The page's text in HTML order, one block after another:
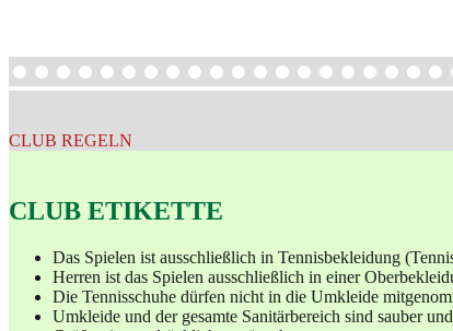
CLUB REGELN
CLUB ETIKETTE
Das Spielen ist ausschließlich in Tennisbekleidung
Herren ist das Spielen ausschließlich in einer
Die Tennisschuhe dürfen nicht in die Umkleide
Umkleide und der gesamte Sanitärbereich sind sauber